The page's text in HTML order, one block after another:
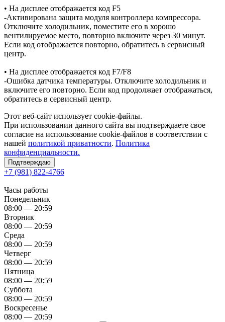
• На дисплее отображается код F5
-Активирована защита модуля контроллера компрессора.
Отключите холодильник, поместите его в хорошо
вентилируемое место, повторно включите через 30 минут.
Если код отображается повторно, обратитесь в сервисный
центр.
• На дисплее отображается код F7/F8
-Ошибка датчика температуры. Отключите холодильник и
включите его повторно. Если код продолжает отображаться,
обратитесь в сервисный центр.
Этот веб-сайт использует cookie-файлы.
При использовании данного сайта вы подтверждаете свое
согласие на использование cookie-файлов в соответствии с
нашей политикой приватности. Политика
конфиденциальности.
Подтверждаю
+7 (981) 822-4766
Часы работы
Понедельник
08:00 — 20:59
Вторник
08:00 — 20:59
Среда
08:00 — 20:59
Четверг
08:00 — 20:59
Пятница
08:00 — 20:59
Суббота
08:00 — 20:59
Воскресенье
08:00 — 20:59